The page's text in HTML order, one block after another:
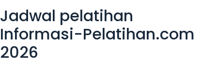
Jadwal pelatihan
Informasi-Pelatihan.com
2026